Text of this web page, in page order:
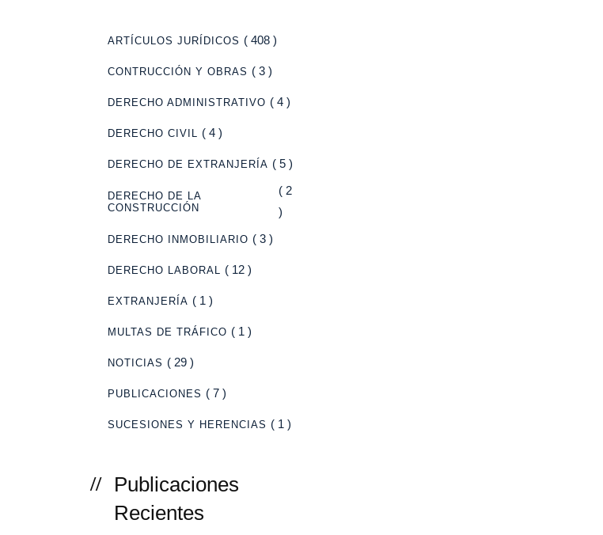
ARTÍCULOS JURÍDICOS ( 408 )
CONTRUCCIÓN Y OBRAS ( 3 )
DERECHO ADMINISTRATIVO ( 4 )
DERECHO CIVIL ( 4 )
DERECHO DE EXTRANJERÍA ( 5 )
DERECHO DE LA
CONSTRUCCIÓN
( 2
)
DERECHO INMOBILIARIO ( 3 )
DERECHO LABORAL ( 12 )
EXTRANJERÍA ( 1 )
MULTAS DE TRÁFICO ( 1 )
NOTICIAS ( 29 )
PUBLICACIONES ( 7 )
SUCESIONES Y HERENCIAS ( 1 )
Publicaciones
Recientes